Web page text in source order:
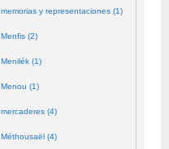
memorias y representaciones (1)
Menfis (2)
Menilék (1)
Menou (1)
mercaderes (4)
Méthousaël (4)